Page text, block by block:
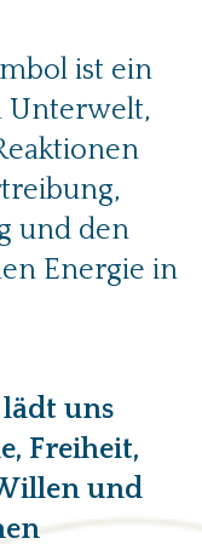
ist ein
Unterwelt,
und den
Energie in
uns
Freiheit,
und